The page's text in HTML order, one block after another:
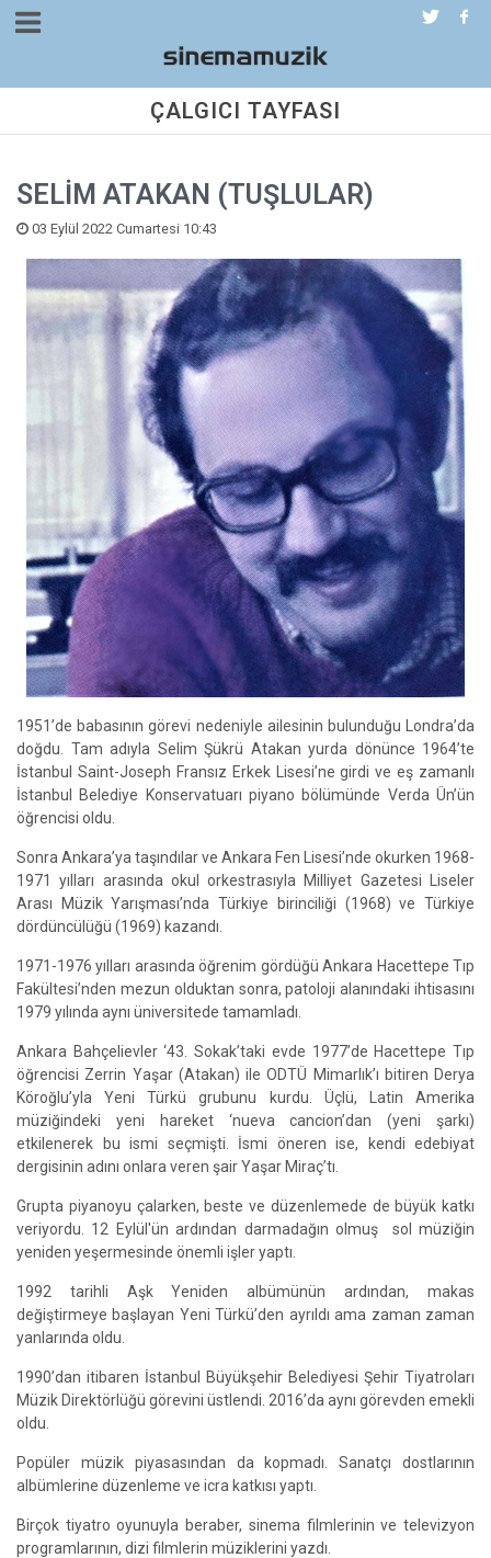
ÇALGICI TAYFASI
SELİM ATAKAN (TUŞLULAR)
03 Eylül 2022 Cumartesi 10:43
1951’de babasının görevi nedeniyle ailesinin bulunduğu Londra’da
doğdu. Tam adıyla Selim Şükrü Atakan yurda dönünce 1964’te
İstanbul Saint-Joseph Fransız Erkek Lisesi’ne girdi ve eş zamanlı
İstanbul Belediye Konservatuarı piyano bölümünde Verda Ün’ün
öğrencisi oldu.
Sonra Ankara’ya taşındılar ve Ankara Fen Lisesi’nde okurken 1968-
1971 yılları arasında okul orkestrasıyla Milliyet Gazetesi Liseler
Arası Müzik Yarışması’nda Türkiye birinciliği (1968) ve Türkiye
dördüncülüğü (1969) kazandı.
1971-1976 yılları arasında öğrenim gördüğü Ankara Hacettepe Tıp
Fakültesi’nden mezun olduktan sonra, patoloji alanındaki ihtisasını
1979 yılında aynı üniversitede tamamladı.
Ankara Bahçelievler ‘43. Sokak’taki evde 1977’de Hacettepe Tıp
öğrencisi Zerrin Yaşar (Atakan) ile ODTÜ Mimarlık’ı bitiren Derya
Köroğlu’yla Yeni Türkü grubunu kurdu. Üçlü, Latin Amerika
müziğindeki yeni hareket ‘nueva cancion’dan (yeni şarkı)
etkilenerek bu ismi seçmişti. İsmi öneren ise, kendi edebiyat
dergisinin adını onlara veren şair Yaşar Miraç’tı.
Grupta piyanoyu çalarken, beste ve düzenlemede de büyük katkı
veriyordu. 12 Eylül'ün ardından darmadağın olmuş sol müziğin
yeniden yeşermesinde önemli işler yaptı.
1992 tarihli Aşk Yeniden albümünün ardından, makas
değiştirmeye başlayan Yeni Türkü’den ayrıldı ama zaman zaman
yanlarında oldu.
1990’dan itibaren İstanbul Büyükşehir Belediyesi Şehir Tiyatroları
Müzik Direktörlüğü görevini üstlendi. 2016’da aynı görevden emekli
oldu.
Popüler müzik piyasasından da kopmadı. Sanatçı dostlarının
albümlerine düzenleme ve icra katkısı yaptı.
Birçok tiyatro oyunuyla beraber, sinema filmlerinin ve televizyon
programlarının, dizi filmlerin müziklerini yazdı.